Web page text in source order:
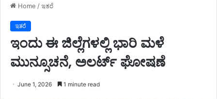
Home /ಇತರೆ
ಇತರೆ
ಇಂದು ಈ ಜಿಲ್ಲೆಗಳಲ್ಲಿ ಭಾರಿ ಮಳೆ
ಮುನ್ಸೂಚನೆ, ಅಲರ್ಟ್ ಘೋಷಣೆ
June 1, 2026 1 minute read